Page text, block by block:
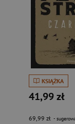
KSIĄŻKA
41,99 zł
69,99 zł -